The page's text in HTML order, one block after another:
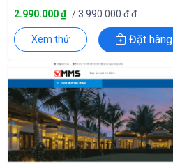
2.990.000 ₫ / 3.990.000 đ đ
Xem thử Đặt hàng